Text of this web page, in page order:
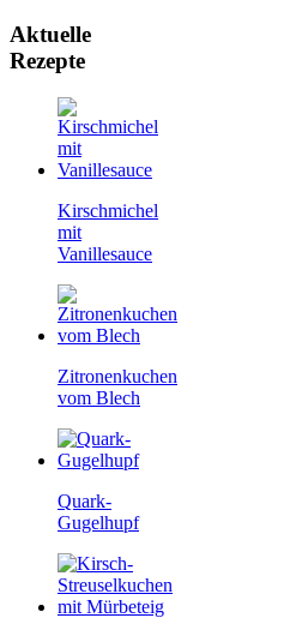
Aktuelle
Rezepte
Kirschmichel
mit
Vanillesauce
Zitronenkuchen
vom Blech
Quark-
Gugelhupf